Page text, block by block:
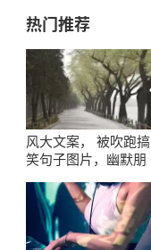
热门推荐
风大文案， 被吹跑搞
笑句子图片，幽默朋